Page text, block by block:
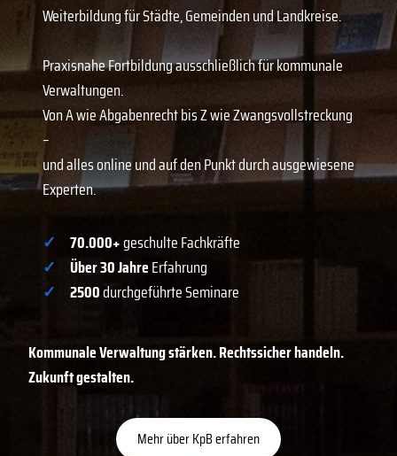
Weiterbildung für Städte, Gemeinden und Landkreise.
Praxisnahe Fortbildung ausschließlich für kommunale
Verwaltungen.
Von A wie Abgabenrecht bis Z wie Zwangsvollstreckung
–
und alles online und auf den Punkt durch ausgewiesene
Experten.
✓ 70.000+geschulte Fachkräfte
✓
Über 30 JahreErfahrung
✓
2500durchgeführte Seminare
Kommunale Verwaltung stärken. Rechtssicher handeln.
Zukunft gestalten.
Mehr über KpB erfahren